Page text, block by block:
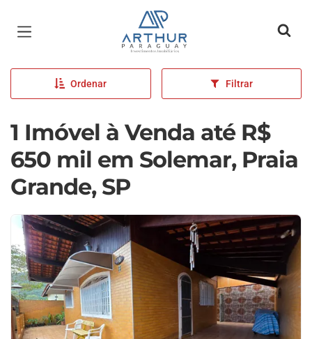
Página inicial
Ordenar Filtrar
1 Imóvel à Venda até R$
650 mil em Solemar, Praia
Grande, SP